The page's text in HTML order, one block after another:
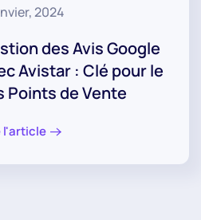
2024
des Avis Google
Avistar : Clé pour le
Points de Vente
l'article